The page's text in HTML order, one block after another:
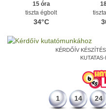
15 óra
tiszta égbolt
34°C
KÉRDŐÍV
1 14 24